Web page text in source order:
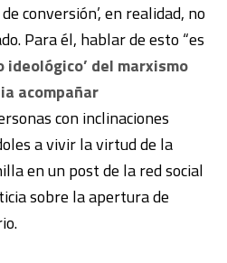
conversión’, en realidad, no
Para él, hablar de esto “es
ideológico’ del marxismo
acompañar
con inclinaciones
a vivir la virtud de la
en un post de la red social
sobre la apertura de